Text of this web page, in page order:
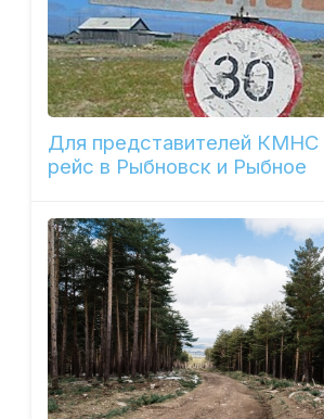
Для представителей КМНС
рейс в Рыбновск и Рыбное